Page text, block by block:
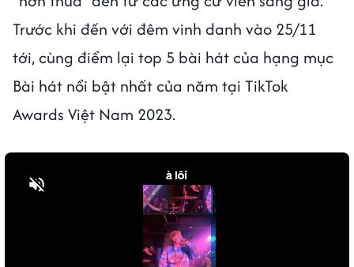
Trước khi đến với đêm vinh danh vào 25/11
tới, cùng điểm lại top 5 bài hát của hạng mục
Bài hát nổi bật nhất của năm tại TikTok
Awards Việt Nam 2023.